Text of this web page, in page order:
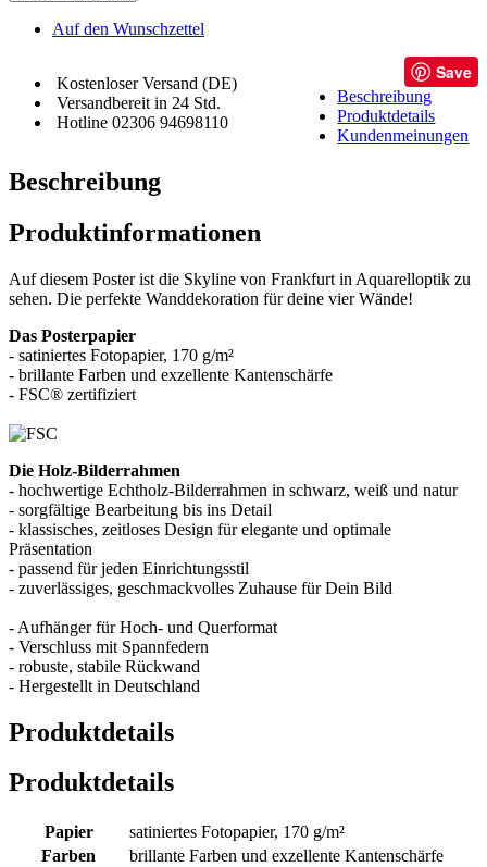
Auf den Wunschzettel
Kostenloser Versand (DE)
Versandbereit in 24 Std.
Hotline 02306 94698110
Save
Beschreibung
Produktdetails
Kundenmeinungen
Beschreibung
Produktinformationen
Auf diesem Poster ist die Skyline von Frankfurt in Aquarelloptik zu
sehen. Die perfekte Wanddekoration für deine vier Wände!
Das Posterpapier
- satiniertes Fotopapier, 170 g/m²
- brillante Farben und exzellente Kantenschärfe
- FSC® zertifiziert
Die Holz-Bilderrahmen
- hochwertige Echtholz-Bilderrahmen in schwarz, weiß und natur
- sorgfältige Bearbeitung bis ins Detail
- klassisches, zeitloses Design für elegante und optimale
Präsentation
- passend für jeden Einrichtungsstil
- zuverlässiges, geschmackvolles Zuhause für Dein Bild
- Aufhänger für Hoch- und Querformat
- Verschluss mit Spannfedern
- robuste, stabile Rückwand
- Hergestellt in Deutschland
Produktdetails
Produktdetails
Papier
satiniertes Fotopapier, 170 g/m²
Farben
brillante Farben und exzellente Kantenschärfe